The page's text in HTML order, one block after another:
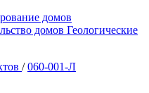
домов
домов Геологические
/ 060-001-Л